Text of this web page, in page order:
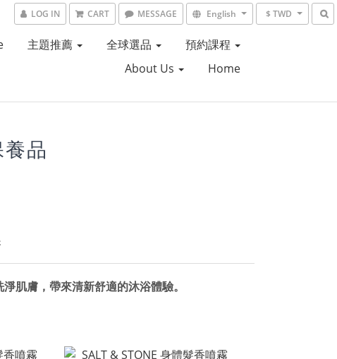
LOG IN CART MESSAGE English $ TWD
主題推薦 全球選品
預約課程
About Us
Home
品
肌膚，帶來清新舒適的沐浴體驗。